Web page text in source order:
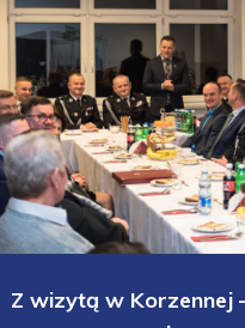
Z wizytą w Korzennej